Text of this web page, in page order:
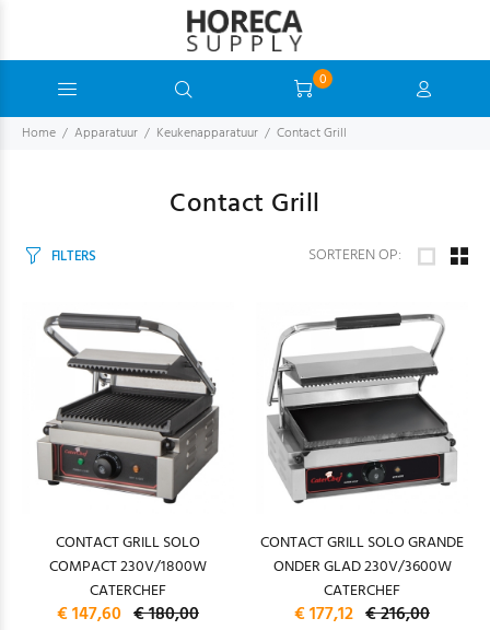
0
Home Apparatuur Keukenapparatuur Contact Grill
Contact Grill
FILTERS SORTEREN OP:
CONTACT GRILL SOLO
COMPACT 230V/1800W
CATERCHEF
€ 147,60 € 180,00
CONTACT GRILL SOLO GRANDE
ONDER GLAD 230V/3600W
CATERCHEF
€ 177,12 € 216,00